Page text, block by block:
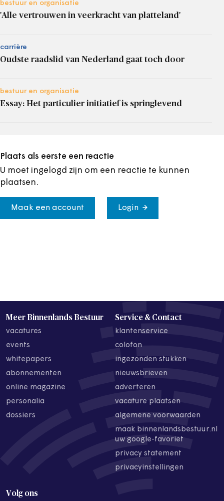
bestuur en organisatie
'Alle vertrouwen in veerkracht van platteland'
carrière
Oudste raadslid van Nederland gaat toch door
bestuur en organisatie
Essay: Het particulier initiatief is springlevend
Plaats als eerste een reactie
U moet ingelogd zijn om een reactie te kunnen
plaatsen.
Maak een account Login
Meer Binnenlands Bestuur
vacatures
events
whitepapers
abonnementen
online magazine
personalia
dossiers
Service & Contact
klantenservice
colofon
ingezonden stukken
nieuwsbrieven
adverteren
vacature plaatsen
algemene voorwaarden
maak binnenlandsbestuur.nl
uw google-favoriet
privacy statement
privacyinstellingen
Volg ons